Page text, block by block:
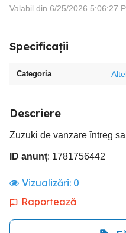
Valabil din 6/25/2026 5:06:27
Specificații
Categoria
Descriere
Zuzuki de vanzare întreg
ID anunț: 1781756442
Vizualizări: 0
Raportează